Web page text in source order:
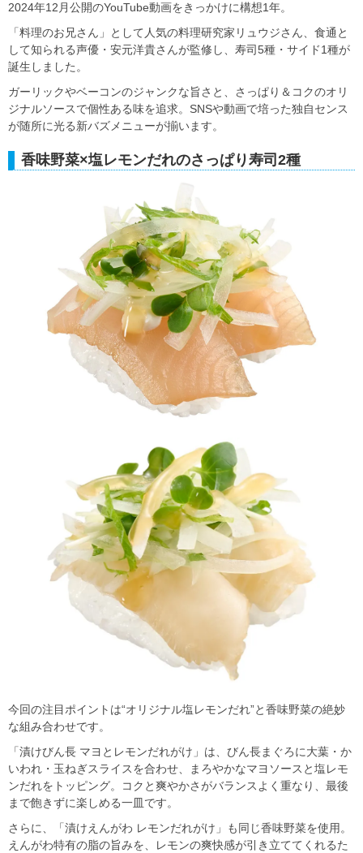
2024年12月公開のYouTube動画をきっかけに構想1年。
「料理のお兄さん」として人気の料理研究家リュウジさん、食通と
して知られる声優・安元洋貴さんが監修し、寿司5種・サイド1種が
誕生しました。
ガーリックやベーコンのジャンクな旨さと、さっぱり＆コクのオリ
ジナルソースで個性ある味を追求。SNSや動画で培った独自センス
が随所に光る新バズメニューが揃います。
香味野菜×塩レモンだれのさっぱり寿司2種
今回の注目ポイントは“オリジナル塩レモンだれ”と香味野菜の絶妙
な組み合わせです。
「漬けびん長 マヨとレモンだれがけ」は、びん長まぐろに大葉・か
いわれ・玉ねぎスライスを合わせ、まろやかなマヨソースと塩レモ
ンだれをトッピング。コクと爽やかさがバランスよく重なり、最後
まで飽きずに楽しめる一皿です。
さらに、「漬けえんがわ レモンだれがけ」も同じ香味野菜を使用。
えんがわ特有の脂の旨みを、レモンの爽快感が引き立ててくれるた